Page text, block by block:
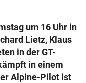
um 16 Uhr in
Lietz, Klaus
in der GT-
in einem
Alpine-Pilot ist